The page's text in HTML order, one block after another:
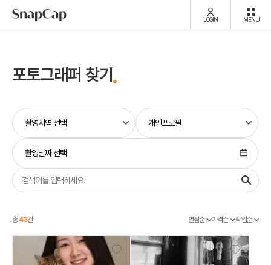
LOGIN MENU
포토그래퍼 찾기
촬영날짜 선택
총43건 별점순 가격순 작업순